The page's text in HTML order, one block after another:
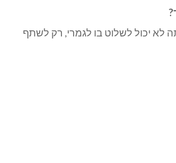
לא יכול לשלוט בו לגמרי, רק לשתף